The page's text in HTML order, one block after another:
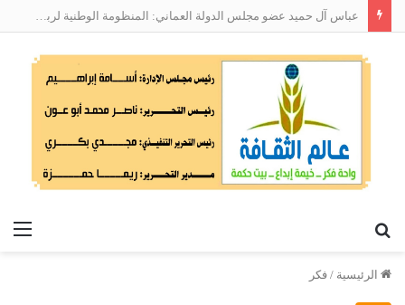
عباس آل حميد عضو مجلس الدولة العماني: المنظومة الوطنية لربط التوظيف بالمهارات تعالج البطالة من جذورها
الرئيسية / فكر